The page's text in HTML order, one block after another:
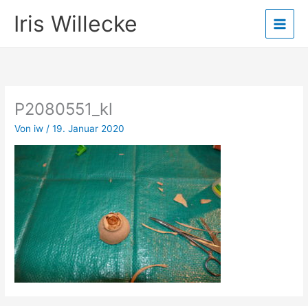
InhaltIris Willecke
P2080551_kl
Von iw /19. Januar 2020